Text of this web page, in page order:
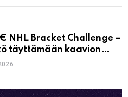
NHL Bracket Challenge –
täyttämään kaavion